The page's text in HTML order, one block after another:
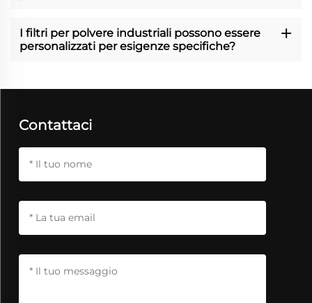
I filtri per polvere industriali possono essere
personalizzati per esigenze specifiche?
Contattaci